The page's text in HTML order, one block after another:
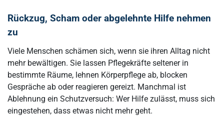
Rückzug, Scham oder abgelehnte Hilfe nehmen
zu
Viele Menschen schämen sich, wenn sie ihren Alltag nicht
mehr bewältigen. Sie lassen Pflegekräfte seltener in
bestimmte Räume, lehnen Körperpflege ab, blocken
Gespräche ab oder reagieren gereizt. Manchmal ist
Ablehnung ein Schutzversuch: Wer Hilfe zulässt, muss sich
eingestehen, dass etwas nicht mehr geht.